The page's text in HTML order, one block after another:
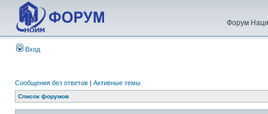
Форум
Вход
Сообщения без ответов | Активные темы
Список форумов